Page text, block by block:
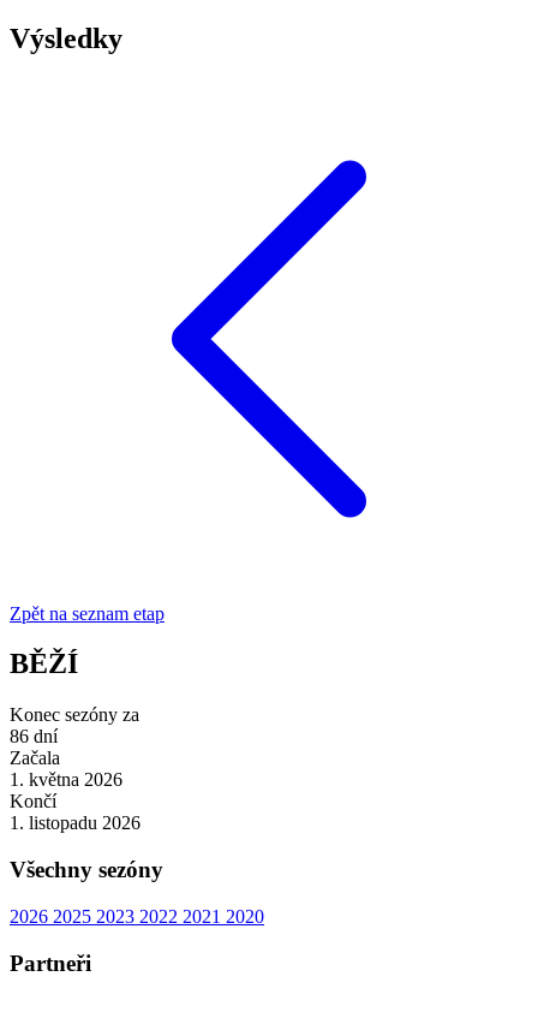
Výsledky
Zpět na seznam etap
BĚŽÍ
Konec sezóny za
86 dní
Začala
1. května 2026
Končí
1. listopadu 2026
Všechny sezóny
2026 2025 2023 2022 2021 2020
Partneři